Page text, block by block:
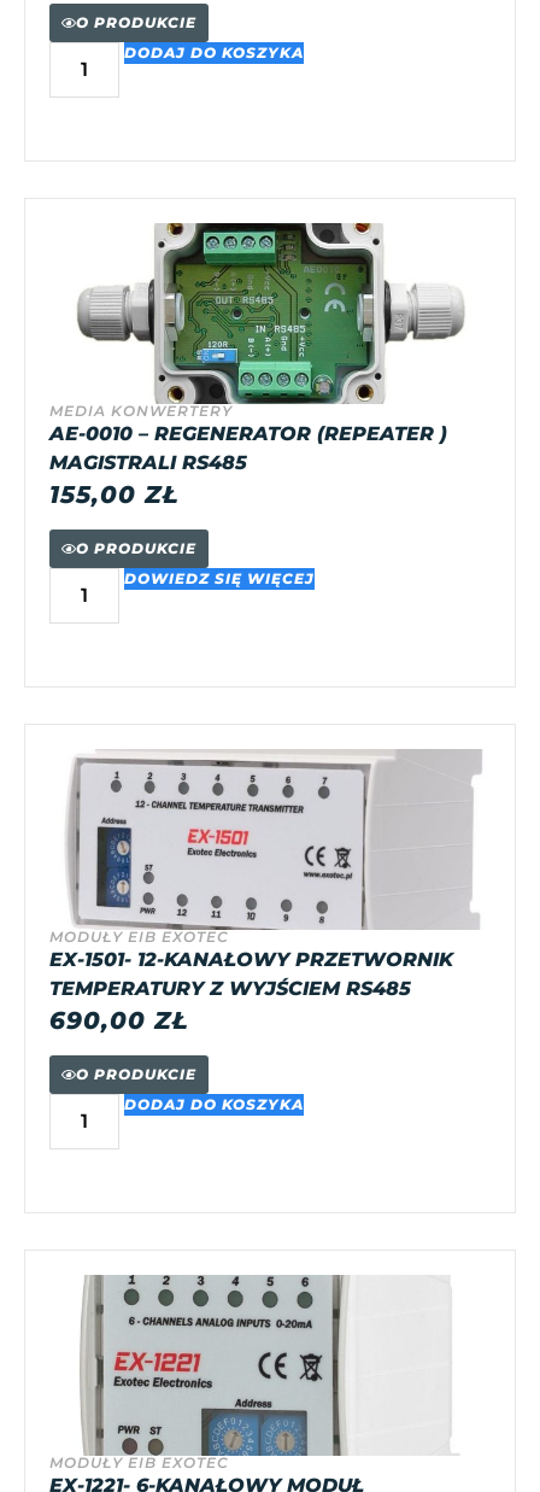
O PRODUKCIE
DODAJ DO KOSZYKA
MEDIA KONWERTERY
AE-0010 – REGENERATOR (REPEATER )
MAGISTRALI RS485
155,00ZŁ
O PRODUKCIE
DOWIEDZ SIĘ WIĘCEJ
MODUŁY EIB EXOTEC
EX-1501- 12-KANAŁOWY PRZETWORNIK
TEMPERATURY Z WYJŚCIEM RS485
690,00ZŁ
O PRODUKCIE
DODAJ DO KOSZYKA
MODUŁY EIB EXOTEC
EX-1221- 6-KANAŁOWY MODUŁ